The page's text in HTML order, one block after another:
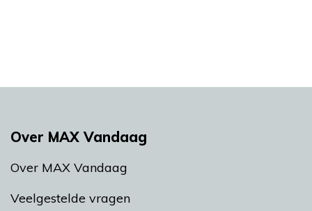
Over MAX Vandaag
Over MAX Vandaag
Veelgestelde vragen